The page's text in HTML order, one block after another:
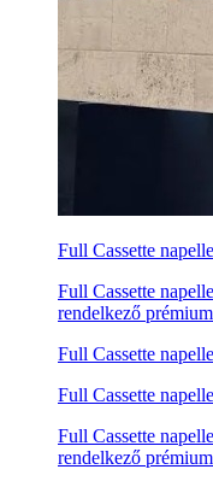
Full Cassette
Full Cassette
rendelkező
Full Cassette
Full Cassette
Full Cassette
rendelkező